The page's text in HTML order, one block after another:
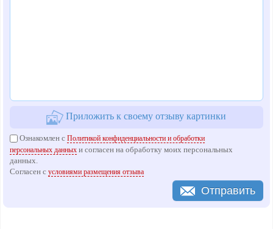
Приложить к своему отзыву картинки
Ознакомлен сПолитикой конфиденциальности и обработки
персональных данных и согласен на обработку моих персональных
данных.
Согласен сусловиями размещения отзыва
Отправить